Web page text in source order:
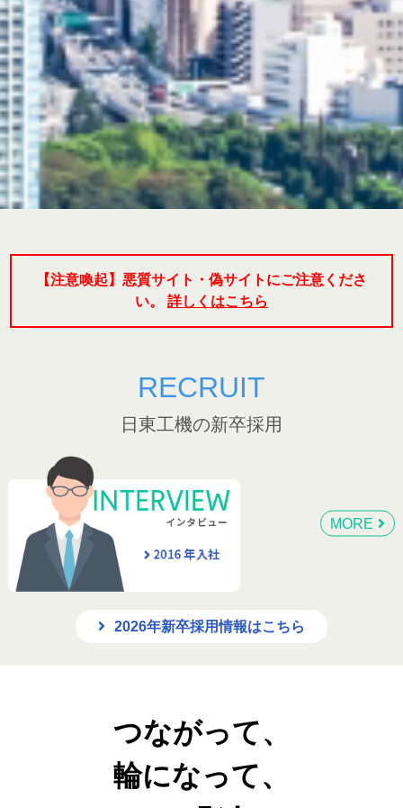
【注意喚起】悪質サイト・偽サイトにご注意くださ
い。 詳しくはこちら
RECRUIT
日東工機の新卒採用
MORE
2026年新卒採用情報はこちら
つながって、
輪になって、